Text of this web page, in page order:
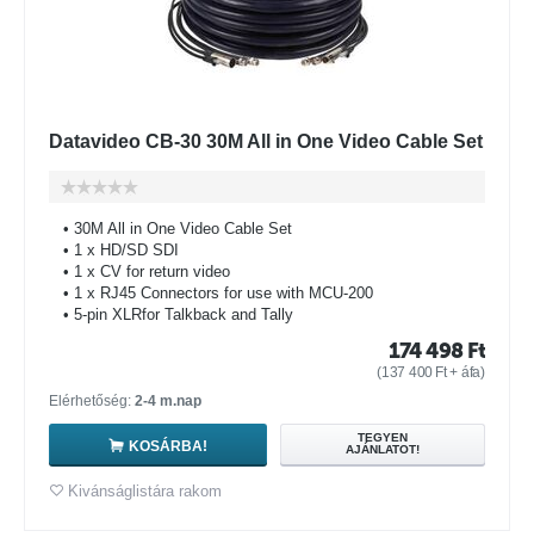
Datavideo CB-30 30M All in One Video Cable Set
• 30M All in One Video Cable Set
• 1 x HD/SD SDI
• 1 x CV for return video
• 1 x RJ45 Connectors for use with MCU-200
• 5-pin XLRfor Talkback and Tally
174 498 Ft
(137 400 Ft+ áfa)
Elérhetőség: 2-4 m.nap
KOSÁRBA!
TEGYEN
AJÁNLATOT!
Kivánságlistára rakom